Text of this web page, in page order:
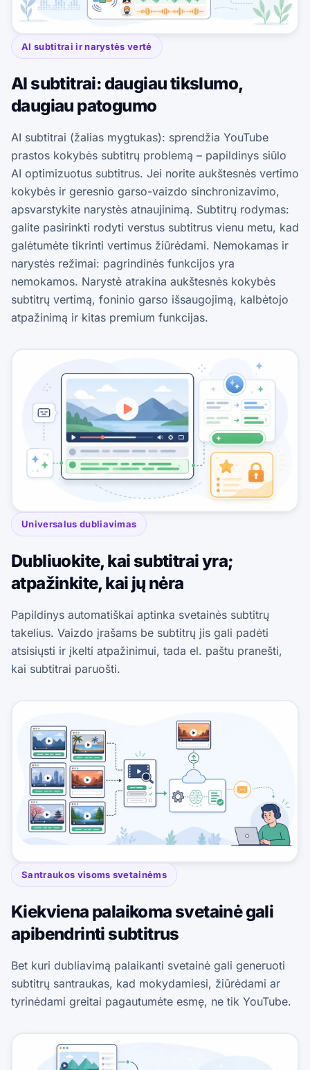
AI subtitrai ir narystės vertė
AI subtitrai: daugiau tikslumo,
daugiau patogumo
AI subtitrai (žalias mygtukas): sprendžia YouTube
prastos kokybės subtitrų problemą – papildinys siūlo
AI optimizuotus subtitrus. Jei norite aukštesnės vertimo
kokybės ir geresnio garso-vaizdo sinchronizavimo,
apsvarstykite narystės atnaujinimą. Subtitrų rodymas:
galite pasirinkti rodyti verstus subtitrus vienu metu, kad
galėtumėte tikrinti vertimus žiūrėdami. Nemokamas ir
narystės režimai: pagrindinės funkcijos yra
nemokamos. Narystė atrakina aukštesnės kokybės
subtitrų vertimą, foninio garso išsaugojimą, kalbėtojo
atpažinimą ir kitas premium funkcijas.
Universalus dubliavimas
Dubliuokite, kai subtitrai yra;
atpažinkite, kai jų nėra
Papildinys automatiškai aptinka svetainės subtitrų
takelius. Vaizdo įrašams be subtitrų jis gali padėti
atsisiųsti ir įkelti atpažinimui, tada el. paštu pranešti,
kai subtitrai paruošti.
Santraukos visoms svetainėms
Kiekviena palaikoma svetainė gali
apibendrinti subtitrus
Bet kuri dubliavimą palaikanti svetainė gali generuoti
subtitrų santraukas, kad mokydamiesi, žiūrėdami ar
tyrinėdami greitai pagautumėte esmę, ne tik YouTube.